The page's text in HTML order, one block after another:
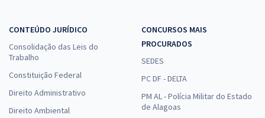
CONTEÚDO JURÍDICO
Consolidação das Leis do
Trabalho
Constituição Federal
Direito Administrativo
Direito Ambiental
CONCURSOS MAIS
PROCURADOS
SEDES
PC DF - DELTA
PM AL - Polícia Militar do Estado
de Alagoas